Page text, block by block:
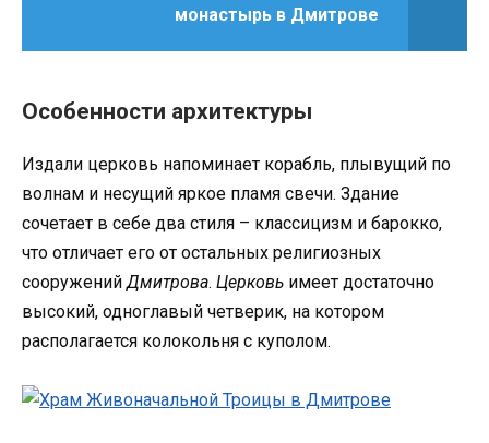
монастырь в Дмитрове
Особенности архитектуры
Издали церковь напоминает корабль, плывущий по
волнам и несущий яркое пламя свечи. Здание
сочетает в себе два стиля – классицизм и барокко,
что отличает его от остальных религиозных
сооружений Дмитрова. Церковь имеет достаточно
высокий, одноглавый четверик, на котором
располагается колокольня с куполом.